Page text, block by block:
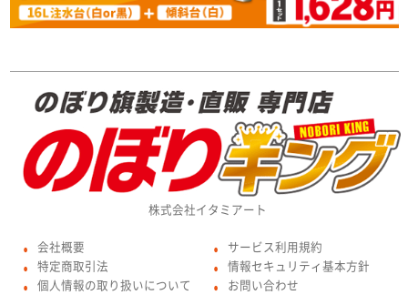
株式会社イタミアート
● 会社概要
● 特定商取引法
● 個人情報の取り扱いについて
● サービス利用規約
● 情報セキュリティ基本方針
● お問い合わせ